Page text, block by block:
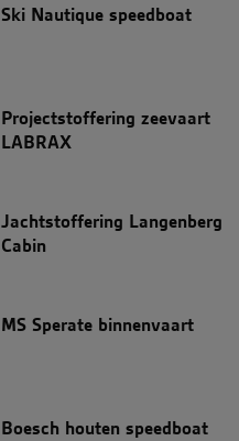
Ski Nautique speedboat
Projectstoffering zeevaart
LABRAX
Jachtstoffering Langenberg
Cabin
MS Sperate binnenvaart
Boesch houten speedboat